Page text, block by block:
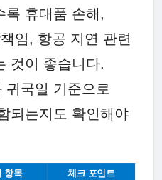
록 휴대품 손해,
임, 항공 지연 관련
것이 좋습니다.
귀국일 기준으로
되는지도 확인해야
항목 체크 포인트